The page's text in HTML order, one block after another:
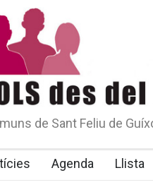
de Sant Feliu de
Agenda Llista